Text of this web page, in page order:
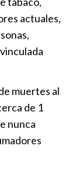
actuales,
muertes al
de 1
nunca